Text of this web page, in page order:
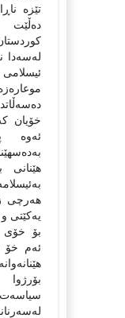
تێزە
دەڵێت
لەسەدا
خۆیان
ئەوە
هێنانی
هەرچی
یەکێتی
بۆ خۆی
ئەم خۆ
بۆرژوا
سیاسەت